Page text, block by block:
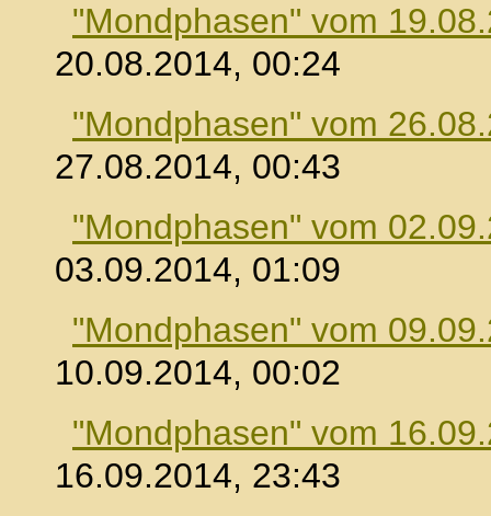
"Mondphasen" vom
20.08.2014, 00:24
"Mondphasen" vom
27.08.2014, 00:43
"Mondphasen" vom
03.09.2014, 01:09
"Mondphasen" vom
10.09.2014, 00:02
"Mondphasen" vom
16.09.2014, 23:43